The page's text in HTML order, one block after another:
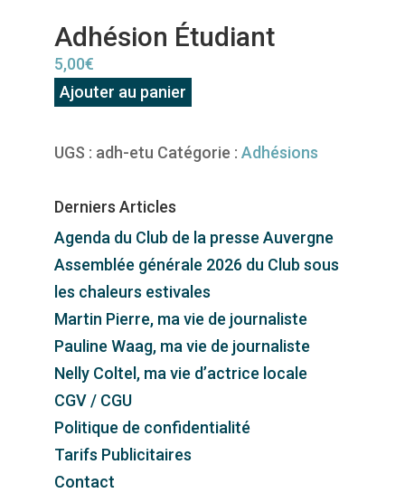
Adhésion Étudiant
5,00€
quantité
Adhésion
Ajouter au panier
UGS : adh-etu Catégorie : Adhésions
Derniers Articles
Agenda du Club de la presse Auvergne
Assemblée générale 2026 du Club sous
les chaleurs estivales
Martin Pierre, ma vie de journaliste
Pauline Waag, ma vie de journaliste
Nelly Coltel, ma vie d’actrice locale
CGV / CGU
Politique de confidentialité
Tarifs Publicitaires
Contact